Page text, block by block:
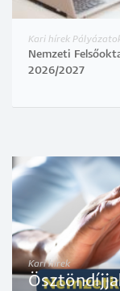
Kari hírek
Nemzeti
2026/2027
Kari hírek